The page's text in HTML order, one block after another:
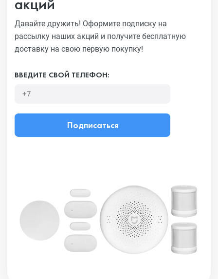
Давайте дружить! Оформите подписку на
рассылку наших акций и получите бесплатную
доставку на свою первую покупку!
ВВЕДИТЕ СВОЙ ТЕЛЕФОН:
Подписаться